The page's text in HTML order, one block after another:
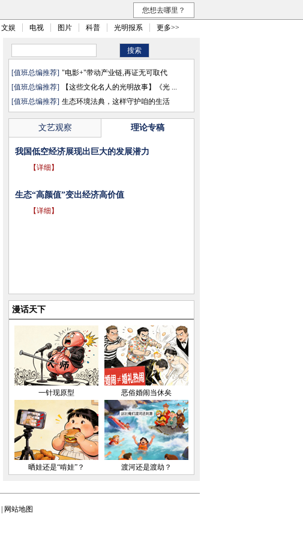
您想去哪里？
文娱 电视 图片 科普 光明报系 更多>>
[值班总编推荐] "电影+"带动产业链,再证无可取代
[值班总编推荐]
【这些文化名人的光明故事】《光 ...
[值班总编推荐] 生态环境法典，这样守护咱的生活
文艺观察 理论专稿
我国低空经济展现出巨大的发展潜力
【详细】
生态“高颜值”变出经济高价值
【详细】
漫话天下
一针现原型 恶俗婚闹当休矣
晒娃还是“啃娃”？ 渡河还是渡劫？
网站地图